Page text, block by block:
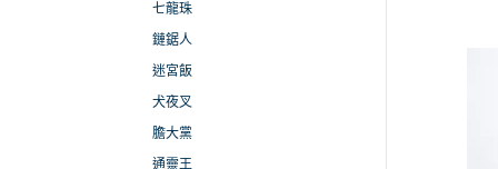
七龍珠
鏈鋸人
迷宮飯
犬夜叉
膽大黨
通靈王